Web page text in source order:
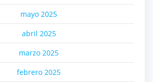
mayo 2025
abril 2025
marzo 2025
febrero 2025